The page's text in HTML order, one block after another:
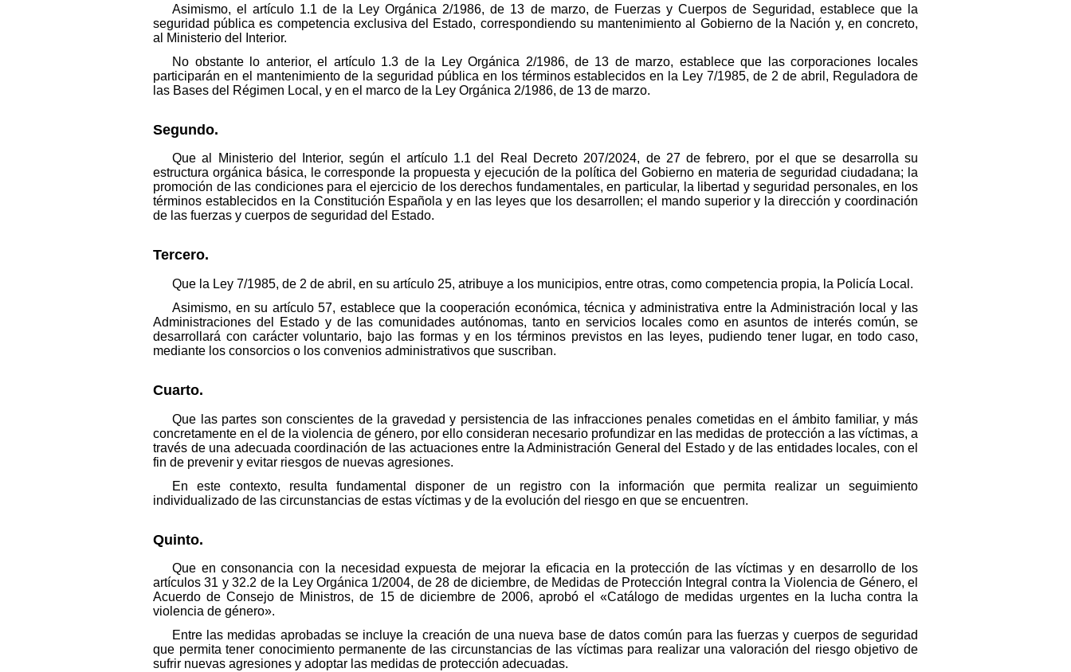
Asimismo, el artículo 1.1 de la Ley Orgánica 2/1986, de 13 de marzo, de Fuerzas y Cuerpos de Seguridad, establece que la
seguridad pública es competencia exclusiva del Estado, correspondiendo su mantenimiento al Gobierno de la Nación y, en concreto,
al Ministerio del Interior.
No obstante lo anterior, el artículo 1.3 de la Ley Orgánica 2/1986, de 13 de marzo, establece que las corporaciones locales
participarán en el mantenimiento de la seguridad pública en los términos establecidos en la Ley 7/1985, de 2 de abril, Reguladora de
las Bases del Régimen Local, y en el marco de la Ley Orgánica 2/1986, de 13 de marzo.
Segundo.
Que al Ministerio del Interior, según el artículo 1.1 del Real Decreto 207/2024, de 27 de febrero, por el que se desarrolla su
estructura orgánica básica, le corresponde la propuesta y ejecución de la política del Gobierno en materia de seguridad ciudadana; la
promoción de las condiciones para el ejercicio de los derechos fundamentales, en particular, la libertad y seguridad personales, en los
términos establecidos en la Constitución Española y en las leyes que los desarrollen; el mando superior y la dirección y coordinación
de las fuerzas y cuerpos de seguridad del Estado.
Tercero.
Que la Ley 7/1985, de 2 de abril, en su artículo 25, atribuye a los municipios, entre otras, como competencia propia, la Policía Local.
Asimismo, en su artículo 57, establece que la cooperación económica, técnica y administrativa entre la Administración local y las
Administraciones del Estado y de las comunidades autónomas, tanto en servicios locales como en asuntos de interés común, se
desarrollará con carácter voluntario, bajo las formas y en los términos previstos en las leyes, pudiendo tener lugar, en todo caso,
mediante los consorcios o los convenios administrativos que suscriban.
Cuarto.
Que las partes son conscientes de la gravedad y persistencia de las infracciones penales cometidas en el ámbito familiar, y más
concretamente en el de la violencia de género, por ello consideran necesario profundizar en las medidas de protección a las víctimas, a
través de una adecuada coordinación de las actuaciones entre la Administración General del Estado y de las entidades locales, con el
fin de prevenir y evitar riesgos de nuevas agresiones.
En este contexto, resulta fundamental disponer de un registro con la información que permita realizar un seguimiento
individualizado de las circunstancias de estas víctimas y de la evolución del riesgo en que se encuentren.
Quinto.
Que en consonancia con la necesidad expuesta de mejorar la eficacia en la protección de las víctimas y en desarrollo de los
artículos 31 y 32.2 de la Ley Orgánica 1/2004, de 28 de diciembre, de Medidas de Protección Integral contra la Violencia de Género, el
Acuerdo de Consejo de Ministros, de 15 de diciembre de 2006, aprobó el «Catálogo de medidas urgentes en la lucha contra la
violencia de género».
Entre las medidas aprobadas se incluye la creación de una nueva base de datos común para las fuerzas y cuerpos de seguridad
que permita tener conocimiento permanente de las circunstancias de las víctimas para realizar una valoración del riesgo objetivo de
sufrir nuevas agresiones y adoptar las medidas de protección adecuadas.